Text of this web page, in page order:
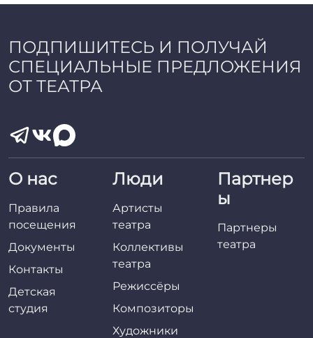
ПОДПИШИТЕСЬ И ПОЛУЧАЙ
СПЕЦИАЛЬНЫЕ ПРЕДЛОЖЕНИЯ
ОТ ТЕАТРА
О нас
Правила
посещения
Документы
Контакты
Детская
студия
Люди
Артисты
театра
Коллективы
театра
Режиссёры
Композиторы
Художники
Партнер
ы
Партнеры
театра